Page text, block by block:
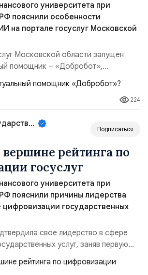
университета при
пояснили особенности
на портале госуслуг Московской
Московской области запущен
помощник – «Добробот»,
облегчения процесса получения
по вопросам, связанным
«Добробот»
на оказании помощи в следующих
и аренда земельных участков:
участка,...
224
Всем о государственном управле...
Подписаться
рейтинга по
госуслуг
университета при
пояснили причины лидерства
государственных
свое лидерство в сфере
услуг, заняв первую
цифровой экосистемы регионов
аналитиками Агентства